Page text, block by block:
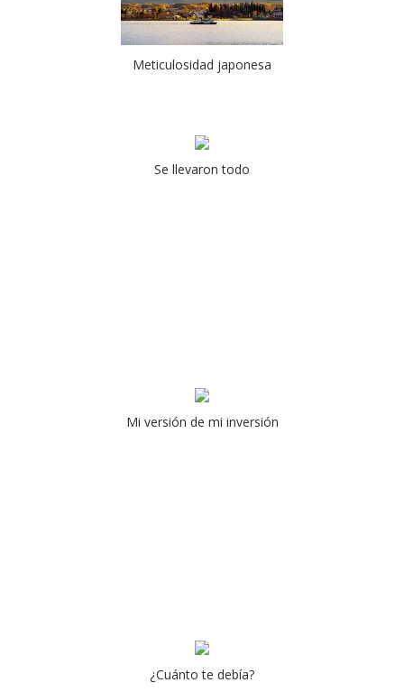
Meticulosidad japonesa
Se llevaron todo
Mi versión de mi inversión
¿Cuánto te debía?